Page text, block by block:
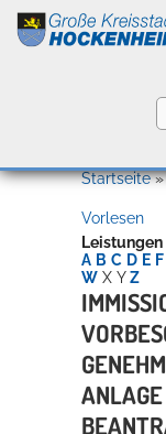
Willkommen in Hockenheim
Startseite
Vorlesen
Leistungen
A B C D E F
W X Y Z